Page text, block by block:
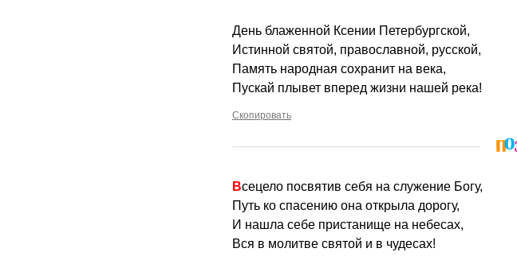
День блаженной Ксении Петербургской,
Истинной святой, православной, русской,
Память народная сохранит на века,
Пускай плывет вперед жизни нашей река!
Скопировать
Всецело посвятив себя на служение Богу,
Путь ко спасению она открыла дорогу,
И нашла себе пристанище на небесах,
Вся в молитве святой и в чудесах!